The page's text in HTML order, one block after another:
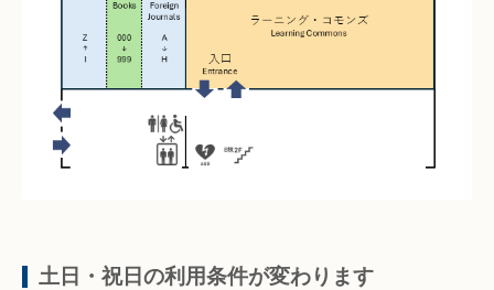
土日・祝日の利用条件が変わります